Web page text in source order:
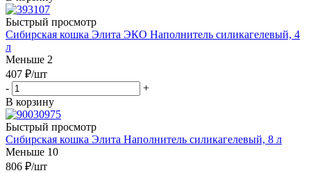
Быстрый просмотр
Сибирская кошка Элита ЭКО Наполнитель силикагелевый, 4
л
Меньше 2
407 ₽/шт
-
+
В корзину
Быстрый просмотр
Сибирская кошка Элита Наполнитель силикагелевый, 8 л
Меньше 10
806 ₽/шт